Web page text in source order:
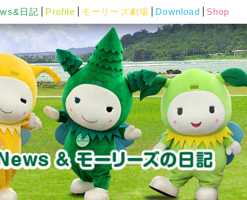
日記 Profile モーリーズ劇場 Download Shop